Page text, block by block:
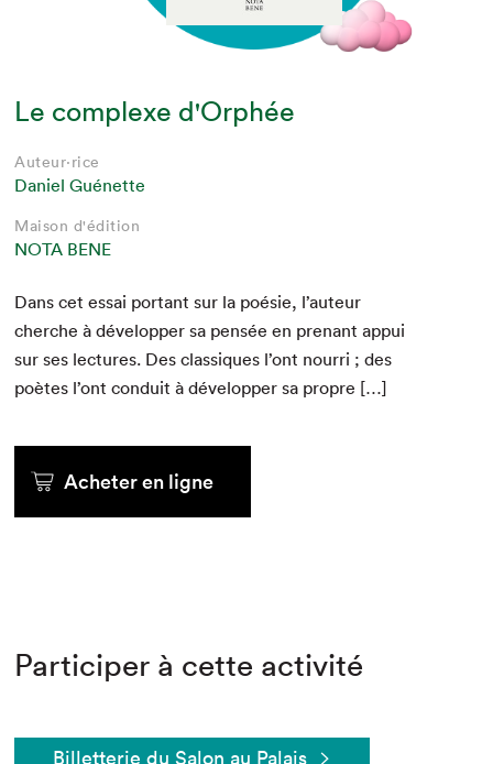
Le complexe d'Orphée
Auteur·rice
Daniel Guénette
Maison d'édition
NOTA BENE
Dans cet essai por­tant sur la poésie, l’auteur
cherche à dévelop­per sa pen­sée en prenant appui
sur ses lec­tures. Des clas­siques l’ont nour­ri ; des
poètes l’ont con­duit à dévelop­per sa propre […]
Acheter en ligne
Participer à cette activité
Billetterie du Salon au Palais